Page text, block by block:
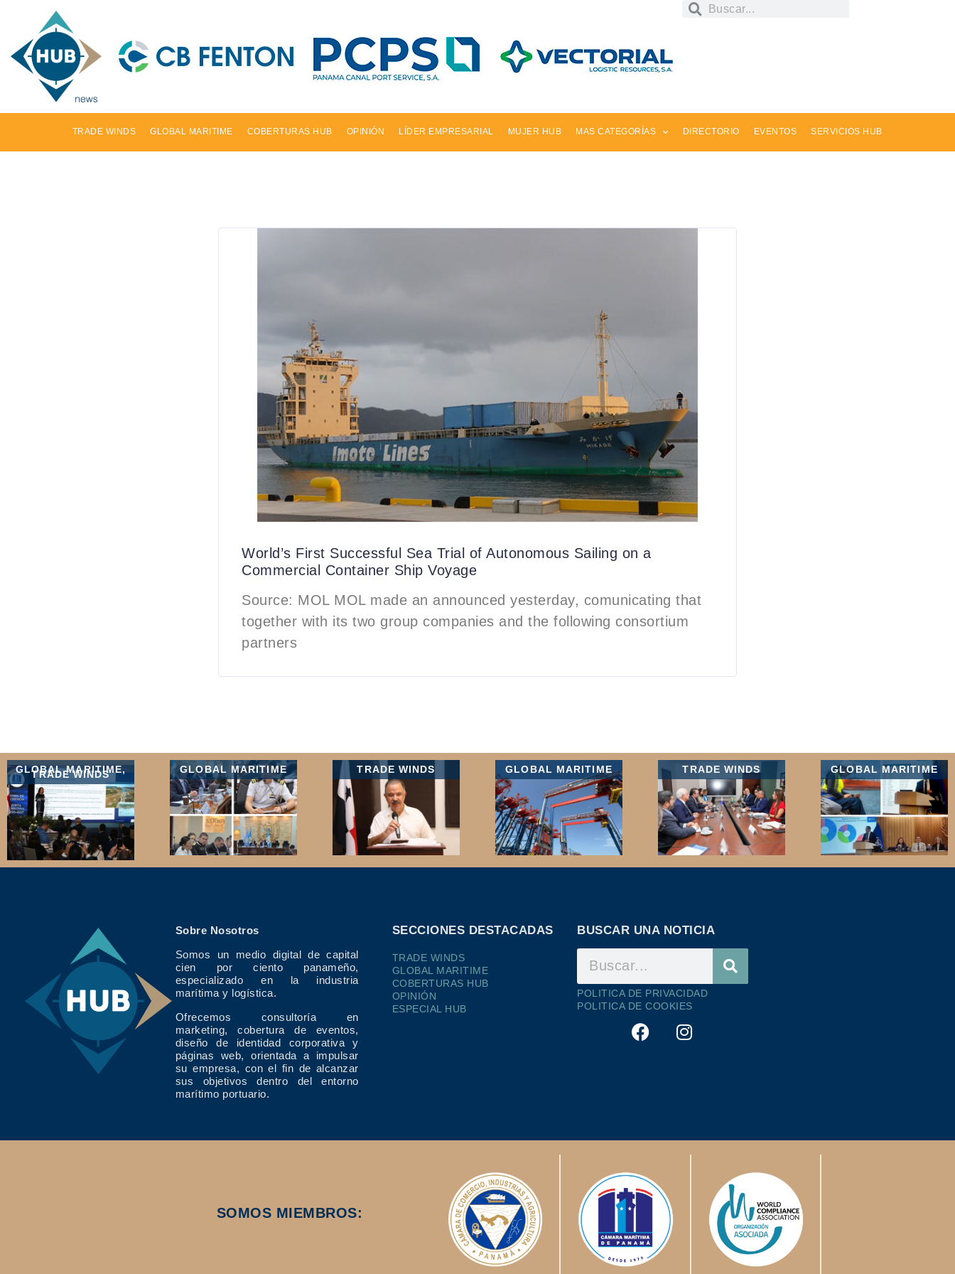
TRADE WINDS GLOBAL MARITIME COBERTURAS HUB OPINIÓN LÍDER EMPRESARIAL MUJER HUB MAS CATEGORÍAS DIRECTORIO EVENTOS SERVICIOS HUB
World’s First Successful Sea Trial of Autonomous Sailing on a
Commercial Container Ship Voyage
Source: MOL MOL made an announced yesterday, comunicating that
together with its two group companies and the following consortium
partners
GLOBAL MARITIME,
TRADE WINDS GLOBAL MARITIME TRADE WINDS GLOBAL MARITIME TRADE WINDS GLOBAL MARITIME
Sobre Nosotros
Somos un medio digital de capital
cien por ciento panameño,
especializado en la industria
marítima y logística.
Ofrecemos consultoría en
marketing, cobertura de eventos,
diseño de identidad corporativa y
páginas web, orientada a impulsar
su empresa, con el fin de alcanzar
sus objetivos dentro del entorno
marítimo portuario.
SECCIONES DESTACADAS
TRADE WINDS
GLOBAL MARITIME
COBERTURAS HUB
OPINIÓN
ESPECIAL HUB
BUSCAR UNA NOTICIA
POLITICA DE PRIVACIDAD
POLITICA DE COOKIES
SOMOS MIEMBROS: